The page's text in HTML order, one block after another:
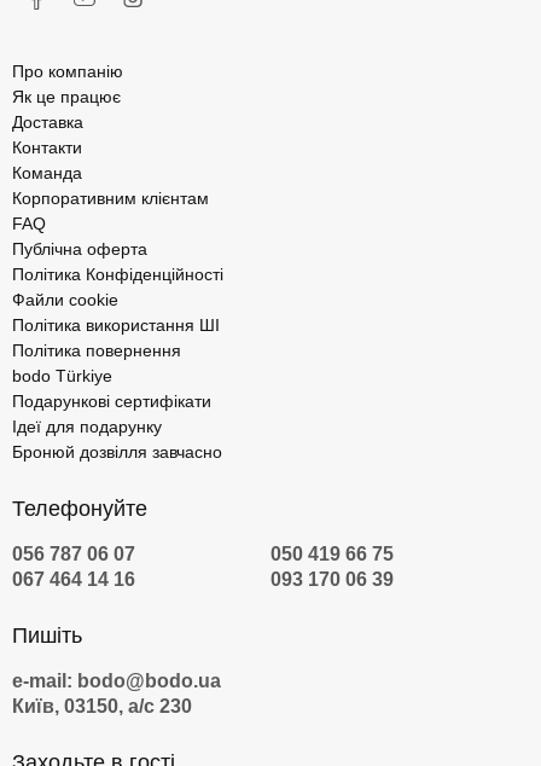
Про компанію
Як це працює
Доставка
Контакти
Команда
Корпоративним клієнтам
FAQ
Публічна оферта
Політика Конфіденційності
Файли cookie
Політика використання ШІ
Політика повернення
bodo Türkiye
Подарункові сертифікати
Ідеї для подарунку
Бронюй дозвілля завчасно
Телефонуйте
056 787 06 07
050 419 66 75
067 464 14 16
093 170 06 39
Пишіть
e-mail: bodo@bodo.ua
Київ, 03150, а/с 230